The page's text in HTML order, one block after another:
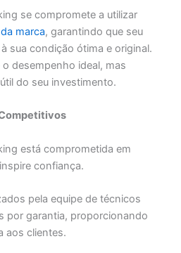
se compromete a utilizar
marca, garantindo que seu
sua condição ótima e original.
desempenho ideal, mas
do seu investimento.
está comprometida em
confiança.
pela equipe de técnicos
por garantia, proporcionando
aos clientes.